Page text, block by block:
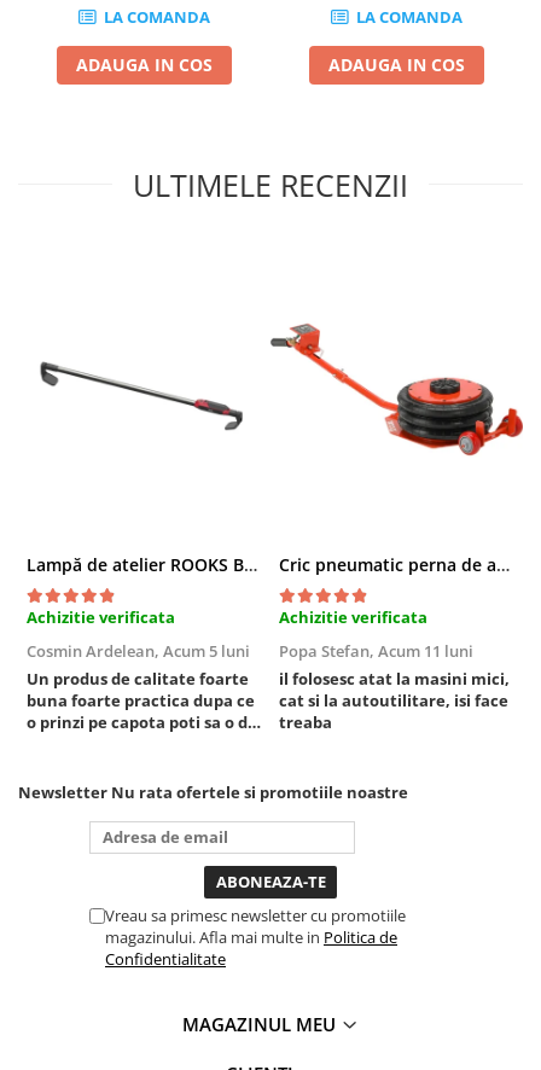
Chei cu clichet
Compresoare
Filtre Pneumatice
Pistoale de vopsit
Diagnoza si masurari
Sistem Vibro-Power
Sisteme de ridicare si sustinere
Cricuri Hidraulice
Surubelnite Si Biti
Truse de biti
Vulcanizare
Masini de dejantat roti
Masini de echilibrat roti
Scule Vulcanizare
Truse de scule si accesorii
Truse si accesorii 1/2
LA COMANDA
ADAUGA IN COS
LA COMANDA
ADAUGA IN COS
ULTIMELE RECENZII
Lampă de atelier ROOKS B2 HYBRID pentru capotă, 2000 lumeni, 5000 mAh
Achizitie verificata
Cosmin Ardelean, Acum 5 luni
Un produs de calitate foarte
buna foarte practica dupa ce
o prinzi pe capota poti sa o dai
puternica si de la baterie care
tine destul de mult dar daca o
bagi la priza nu mai ai treaba
toata ziua ,ce...
Cric pneumatic perna de aer cu inaltator 6T
Achizitie verificata
Popa Stefan, Acum 11 luni
il folosesc atat la masini mici,
cat si la autoutilitare, isi face
treaba
Newsletter Nu rata ofertele si promotiile noastre
Vreau sa primesc newsletter cu promotiile
magazinului. Afla mai multe in Politica de
Confidentialitate
MAGAZINUL MEU